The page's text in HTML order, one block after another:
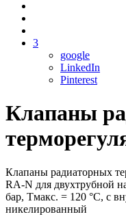
3
google
LinkedIn
Pinterest
Клапаны
Клапаны радиаторных
RA-N для двухтрубной
бар, Тмакс. = 120 °С, с
никелированный